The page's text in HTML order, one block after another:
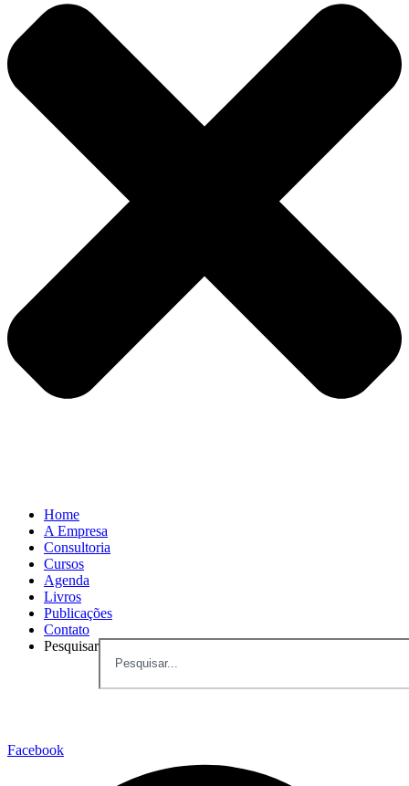
Home
A Empresa
Consultoria
Cursos
Agenda
Livros
Publicações
Contato
Pesquisar
Facebook